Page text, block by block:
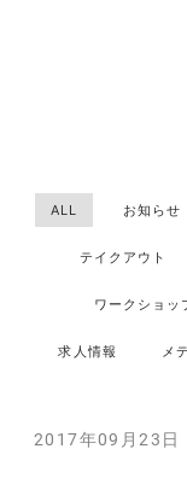
ALL お知らせ
テイクアウト
ワークショッ
求人情報 メ
2017年09月23日